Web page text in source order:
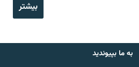
بیشتر
به ما بپیوندید